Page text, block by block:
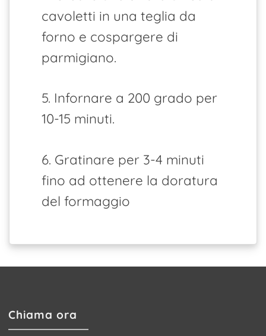
cavoletti in una teglia da
forno e cospargere di
parmigiano.
5. Infornare a 200 grado per
10-15 minuti.
6. Gratinare per 3-4 minuti
fino ad ottenere la doratura
del formaggio
Chiama ora